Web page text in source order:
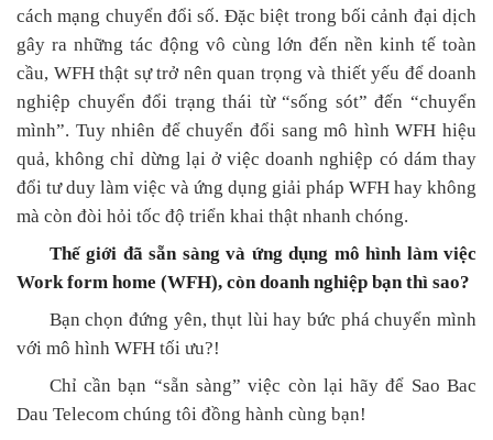
cách mạng chuyển đổi số. Đặc biệt trong bối cảnh đại dịch
gây ra những tác động vô cùng lớn đến nền kinh tế toàn
cầu, WFH thật sự trở nên quan trọng và thiết yếu để doanh
nghiệp chuyển đổi trạng thái từ “sống sót” đến “chuyển
mình”. Tuy nhiên để chuyển đổi sang mô hình WFH hiệu
quả, không chỉ dừng lại ở việc doanh nghiệp có dám thay
đổi tư duy làm việc và ứng dụng giải pháp WFH hay không
mà còn đòi hỏi tốc độ triển khai thật nhanh chóng.
Thế giới đã sẵn sàng và ứng dụng mô hình làm việc
Work form home (WFH), còn doanh nghiệp bạn thì sao?
Bạn chọn đứng yên, thụt lùi hay bức phá chuyển mình
với mô hình WFH tối ưu?!
Chỉ cần bạn “sẵn sàng” việc còn lại hãy để Sao Bac
Dau Telecom chúng tôi đồng hành cùng bạn!